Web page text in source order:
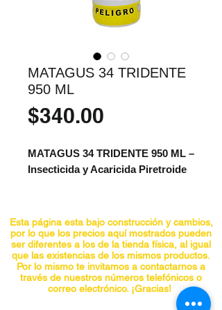
MATAGUS 34 TRIDENTE
950 ML
$340.00
MATAGUS 34 TRIDENTE 950 ML –
Insecticida y Acaricida Piretroide
es un potente insecticida y acaricida
piretroide formulado con un 34% de
permetrina (340 g de ingrediente
activo por litro). Su presentación en
concentrado emulsionable facilita su
aplicación en una amplia variedad de
Esta página esta bajo construcción y cambios,
por lo que los precios aquí mostrados pueden
ser diferentes a los de la tienda física, al igual
que las existencias de los mismos productos.
Por lo mismo te invitamos a contactarnos a
través de nuestros números telefónicos o
correo electrónico. ¡Gracias!